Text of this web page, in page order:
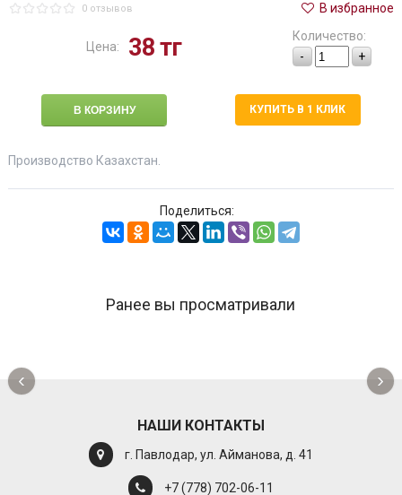
0 отзывов В избранное
Цена: 38тг
Количество:
-
+
КУПИТЬ В 1 КЛИК
Производство Казахстан.
Поделиться:
Ранее вы просматривали
‹ ›
НАШИ КОНТАКТЫ
г. Павлодар, ул. Айманова, д. 41
+7 (778) 702-06-11